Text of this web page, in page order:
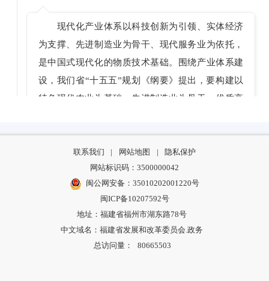
现代化产业体系以科技创新为引领、实体经济
为支撑、先进制造业为骨干、现代服务业为依托，
是中国式现代化的物质技术基础。围绕产业体系建
设，我们省“十五五”规划《纲要》提出，要构建以
特色现代农业为基础、先进制造业为骨干、优质高
一要加快建设制造强省。强基提质制造业支柱
和优势产业，提升先进制造业集群发展能级，增强
制造业核心竞争力。重点提出要加快建设“555X”产
业集群，即：着力打造电子信息、现代化工、先进
装备制造、现代纺织鞋服、新能源等5个万亿级产业
集群，做强做优新材料、绿色食品、新型冶金、特
色轻工、绿色建材与智能家居等5个五千亿级产业集
联系我们 | 网站地图 |
隐私保护
网站标识码：3500000042
闽公网安备：35010202001220号
闽ICP备10207592号
地址：福建省福州市湖东路78号
中文域名：福建省发展和改革委员会.政务
总访问量：
80665503